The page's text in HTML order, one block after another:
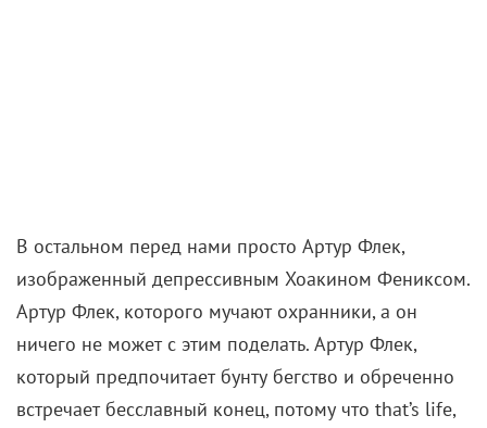
В остальном перед нами просто Артур Флек,
изображенный депрессивным Хоакином Фениксом.
Артур Флек, которого мучают охранники, а он
ничего не может с этим поделать. Артур Флек,
который предпочитает бунту бегство и обреченно
встречает бесславный конец, потому что that’s life,